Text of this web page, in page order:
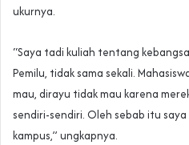
ukurnya.
“Saya tadi kuliah tentang
Pemilu, tidak sama sekali.
mau, dirayu tidak mau karena
sendiri-sendiri. Oleh sebab itu
kampus,” ungkapnya.